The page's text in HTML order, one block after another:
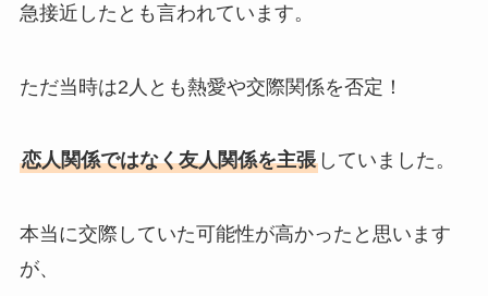
急接近したとも言われています。
ただ当時は2人とも熱愛や交際関係を否定！
恋人関係ではなく友人関係を主張していました。
本当に交際していた可能性が高かったと思います
が、